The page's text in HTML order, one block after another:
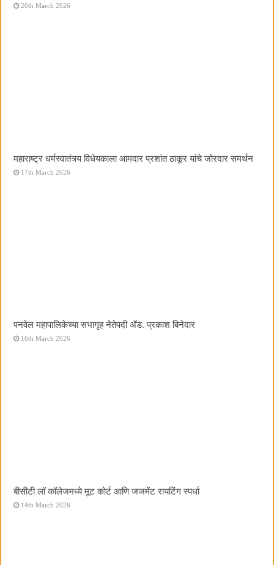
20th March 2026
महाराष्ट्र धर्मस्वातंत्र्य विधेयकाला आमदार प्रशांत ठाकूर यांचे जोरदार समर्थन
17th March 2026
पनवेल महापालिकेच्या सभागृह नेतेपदी अ‍ॅड. प्रकाश बिनेदार
16th March 2026
बीसीटी लॉ कॉलेजमध्ये मूट कोर्ट आणि जजमेंट रायटिंग स्पर्धा
14th March 2026